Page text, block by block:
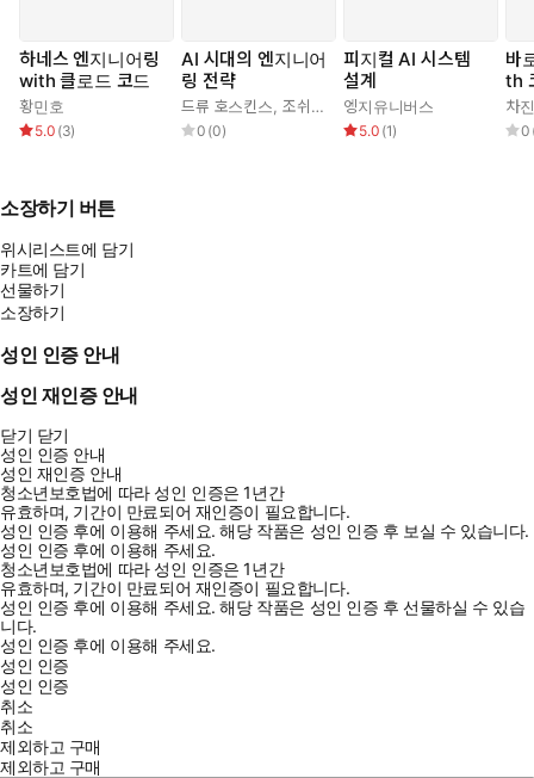
하네스 엔지니어링
with 클로드 코드
황민호
5.0 (3)
AI 시대의 엔지니어
링 전략
드류 호스킨스, 조쉬(김승권)
0 (0)
피지컬 AI 시스템
설계
엥지유니버스
5.0 (1)
바
th
로
차
0
소장하기 버튼
위시리스트에 담기
카트에 담기
선물하기
소장하기
성인 인증 안내
성인 재인증 안내
닫기 닫기
성인 인증 안내
성인 재인증 안내
청소년보호법에 따라 성인 인증은 1년간
유효하며, 기간이 만료되어 재인증이 필요합니다.
성인 인증 후에 이용해 주세요.해당 작품은 성인 인증 후 보실 수 있습니다.
성인 인증 후에 이용해 주세요.
청소년보호법에 따라 성인 인증은 1년간
유효하며, 기간이 만료되어 재인증이 필요합니다.
성인 인증 후에 이용해 주세요.해당 작품은 성인 인증 후 선물하실 수 있습
니다.
성인 인증 후에 이용해 주세요.
성인 인증
성인 인증
취소
취소
제외하고 구매
제외하고 구매